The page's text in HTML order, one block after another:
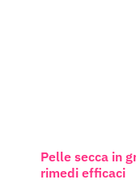
Pelle secca in
rimedi efficaci